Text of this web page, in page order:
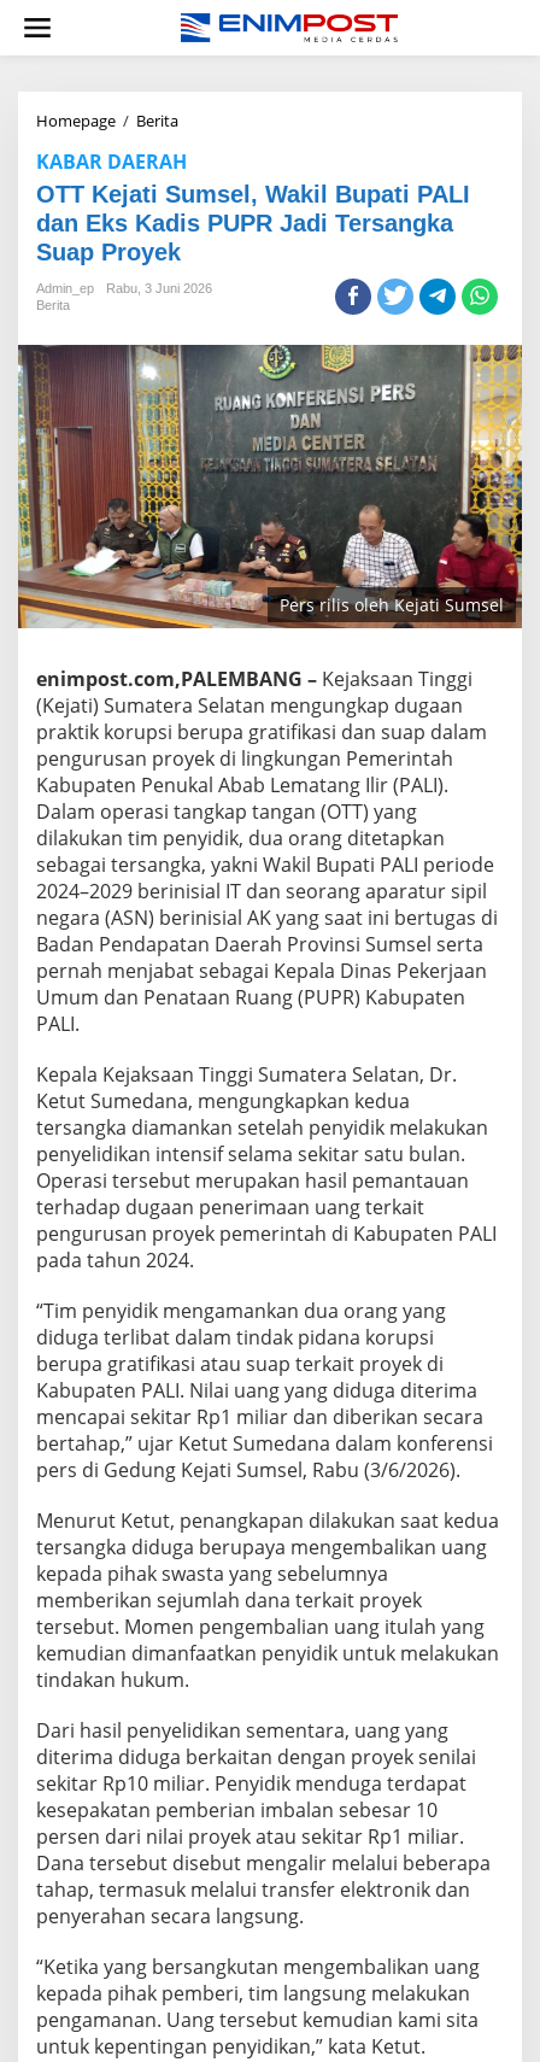
konten
Homepage / BeritaOTT
Sumsel,
Wakil
Bupati
PALI
dan
Kadis
Tersangka
Suap
Proyek
KABAR DAERAH
OTT Kejati Sumsel, Wakil Bupati PALI
dan Eks Kadis PUPR Jadi Tersangka
Suap Proyek
Admin_ep
Rabu, 3 Juni 2026
Berita
Pers rilis oleh Kejati Sumsel
enimpost.com,PALEMBANG – Kejaksaan Tinggi
(Kejati) Sumatera Selatan mengungkap dugaan
praktik korupsi berupa gratifikasi dan suap dalam
pengurusan proyek di lingkungan Pemerintah
Kabupaten Penukal Abab Lematang Ilir (PALI).
Dalam operasi tangkap tangan (OTT) yang
dilakukan tim penyidik, dua orang ditetapkan
sebagai tersangka, yakni Wakil Bupati PALI periode
2024–2029 berinisial IT dan seorang aparatur sipil
negara (ASN) berinisial AK yang saat ini bertugas di
Badan Pendapatan Daerah Provinsi Sumsel serta
pernah menjabat sebagai Kepala Dinas Pekerjaan
Umum dan Penataan Ruang (PUPR) Kabupaten
PALI.
Kepala Kejaksaan Tinggi Sumatera Selatan, Dr.
Ketut Sumedana, mengungkapkan kedua
tersangka diamankan setelah penyidik melakukan
penyelidikan intensif selama sekitar satu bulan.
Operasi tersebut merupakan hasil pemantauan
terhadap dugaan penerimaan uang terkait
pengurusan proyek pemerintah di Kabupaten PALI
pada tahun 2024.
“Tim penyidik mengamankan dua orang yang
diduga terlibat dalam tindak pidana korupsi
berupa gratifikasi atau suap terkait proyek di
Kabupaten PALI. Nilai uang yang diduga diterima
mencapai sekitar Rp1 miliar dan diberikan secara
bertahap,” ujar Ketut Sumedana dalam konferensi
pers di Gedung Kejati Sumsel, Rabu (3/6/2026).
Menurut Ketut, penangkapan dilakukan saat kedua
tersangka diduga berupaya mengembalikan uang
kepada pihak swasta yang sebelumnya
memberikan sejumlah dana terkait proyek
tersebut. Momen pengembalian uang itulah yang
kemudian dimanfaatkan penyidik untuk melakukan
tindakan hukum.
Dari hasil penyelidikan sementara, uang yang
diterima diduga berkaitan dengan proyek senilai
sekitar Rp10 miliar. Penyidik menduga terdapat
kesepakatan pemberian imbalan sebesar 10
persen dari nilai proyek atau sekitar Rp1 miliar.
Dana tersebut disebut mengalir melalui beberapa
tahap, termasuk melalui transfer elektronik dan
penyerahan secara langsung.
“Ketika yang bersangkutan mengembalikan uang
kepada pihak pemberi, tim langsung melakukan
pengamanan. Uang tersebut kemudian kami sita
untuk kepentingan penyidikan,” kata Ketut.